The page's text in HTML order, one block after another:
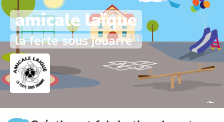
amicale laïque
la ferte sous jouarre